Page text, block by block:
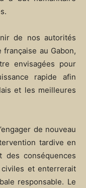
de nos autorités
au Gabon,
envisagées pour
rapide afin
et les meilleures
de nouveau
tardive en
des conséquences
et enterrerait
responsable. Le